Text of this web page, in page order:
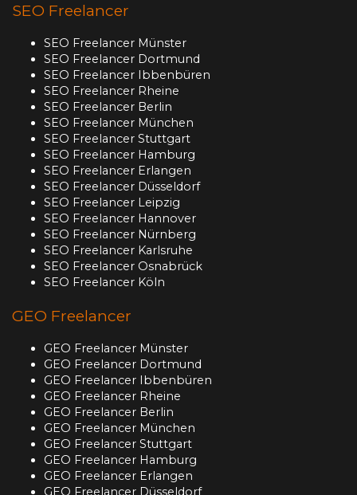
SEO Freelancer
SEO Freelancer Münster
SEO Freelancer Dortmund
SEO Freelancer Ibbenbüren
SEO Freelancer Rheine
SEO Freelancer Berlin
SEO Freelancer München
SEO Freelancer Stuttgart
SEO Freelancer Hamburg
SEO Freelancer Erlangen
SEO Freelancer Düsseldorf
SEO Freelancer Leipzig
SEO Freelancer Hannover
SEO Freelancer Nürnberg
SEO Freelancer Karlsruhe
SEO Freelancer Osnabrück
SEO Freelancer Köln
GEO Freelancer
GEO Freelancer Münster
GEO Freelancer Dortmund
GEO Freelancer Ibbenbüren
GEO Freelancer Rheine
GEO Freelancer Berlin
GEO Freelancer München
GEO Freelancer Stuttgart
GEO Freelancer Hamburg
GEO Freelancer Erlangen
GEO Freelancer Düsseldorf